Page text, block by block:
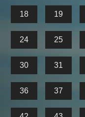
18 19
24 25
30 31
36 37